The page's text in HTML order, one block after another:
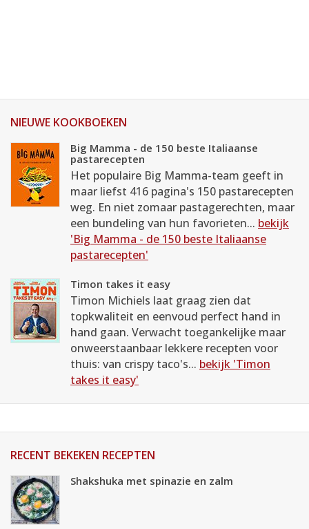
NIEUWE KOOKBOEKEN
Big Mamma - de 150 beste Italiaanse
pastarecepten
Het populaire Big Mamma-team geeft in
maar liefst 416 pagina's 150 pastarecepten
weg. En niet zomaar pastagerechten, maar
een bundeling van hun favorieten... bekijk
'Big Mamma - de 150 beste Italiaanse
pastarecepten'
Timon takes it easy
Timon Michiels laat graag zien dat
topkwaliteit en eenvoud perfect hand in
hand gaan. Verwacht toegankelijke maar
onweerstaanbaar lekkere recepten voor
thuis: van crispy taco's... bekijk 'Timon
takes it easy'
RECENT BEKEKEN RECEPTEN
Shakshuka met spinazie en zalm